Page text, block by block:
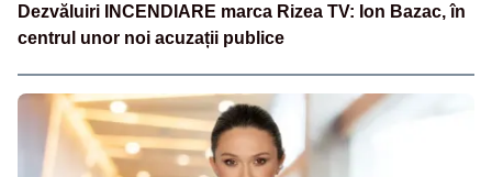
Dezvăluiri INCENDIARE marca Rizea TV: Ion Bazac, în
centrul unor noi acuzații publice